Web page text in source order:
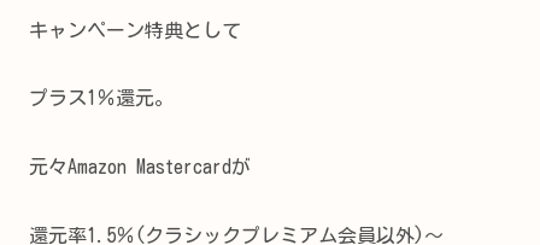
キャンペーン特典として
プラス1％還元。
元々Amazon Mastercardが
還元率1.5％(クラシックプレミアム会員以外)～